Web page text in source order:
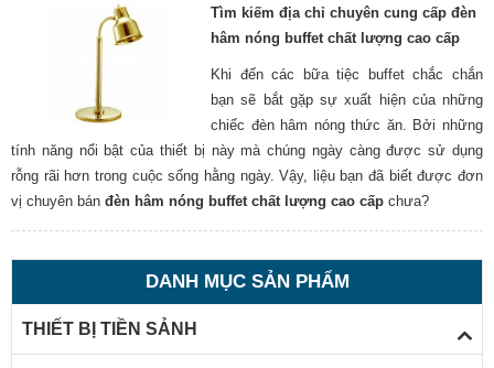
Tìm kiếm địa chỉ chuyên cung cấp đèn
hâm nóng buffet chất lượng cao cấp
Khi đến các bữa tiệc buffet chắc chắn
bạn sẽ bắt gặp sự xuất hiện của những
chiếc đèn hâm nóng thức ăn. Bởi những
tính năng nổi bật của thiết bị này mà chúng ngày càng được sử dụng
rỗng rãi hơn trong cuộc sống hằng ngày. Vậy, liệu bạn đã biết được đơn
vị chuyên bán đèn hâm nóng buffet chất lượng cao cấp chưa?
DANH MỤC SẢN PHẨM
THIẾT BỊ TIỀN SẢNH